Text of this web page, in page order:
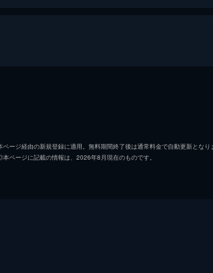
ニーンナラ・ブンビティパイ
ージ経由の新規登録に適用。無料期間終了後は通常料金で自動更新となり
ページに記載の情報は、2026年8月現在のものです。